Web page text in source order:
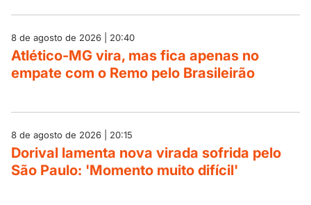
8 de agosto de 2026 | 20:40
Atlético-MG vira, mas fica apenas no
empate com o Remo pelo Brasileirão
8 de agosto de 2026 | 20:15
Dorival lamenta nova virada sofrida pelo
São Paulo: 'Momento muito difícil'